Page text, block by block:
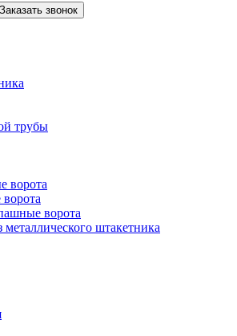
Заказать звонок
трубы
ворота
ворота
штакетника